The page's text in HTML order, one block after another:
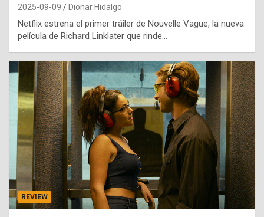
2025-09-09 Dionar Hidalgo
Netflix estrena el primer tráiler de Nouvelle Vague, la nueva
película de Richard Linklater que rinde…
REVIEW